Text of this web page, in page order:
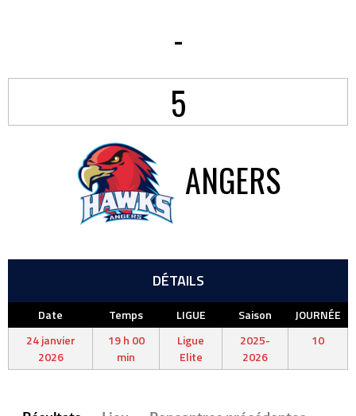
-
5
ANGERS
DÉTAILS
Date Temps LIGUE Saison
JOURNÉE
24 janvier
2026
19 h 00
min
Ligue
Elite
2025-
2026
10